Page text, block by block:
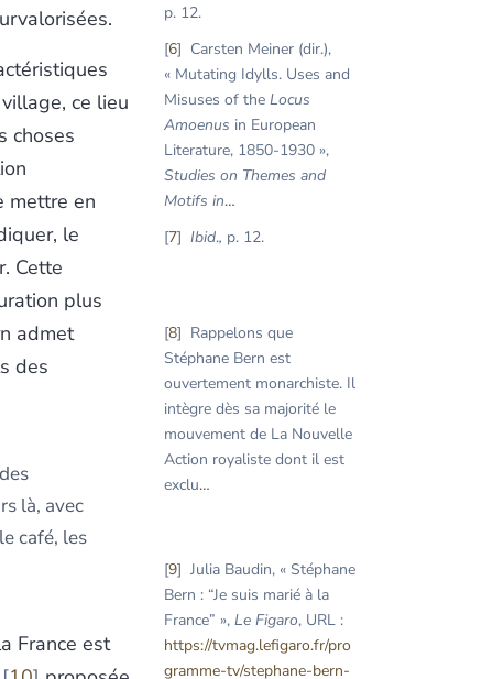
ce lieu
choses
mettre en
le
Cette
plus
admet
des
là, avec
café, les
France est
p. 12.
6
Carsten Meiner (dir.),
« Mutating Idylls. Uses and
Misuses of the Locus
Amoenus in European
Literature, 1850-1930 »,
Studies on Themes and
Motifs in…
7
Ibid., p. 12.
8
Rappelons que
Stéphane Bern est
ouvertement monarchiste. Il
intègre dès sa majorité le
mouvement de La Nouvelle
Action royaliste dont il est
exclu…
9
Julia Baudin, « Stéphane
Bern : “Je suis marié à la
France” », Le Figaro, URL :
https://tvmag.lefigaro.fr/pro
gramme-tv/stephane-bern-